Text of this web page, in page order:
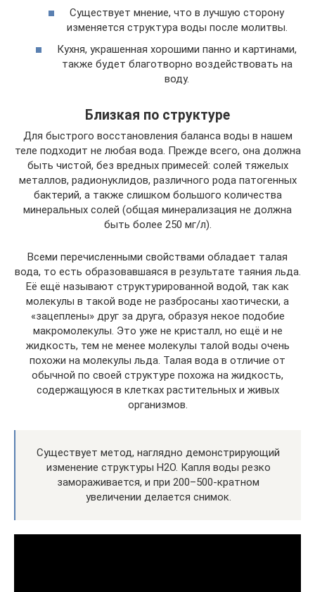
Существует мнение, что в лучшую сторону
изменяется структура воды после молитвы.
Кухня, украшенная хорошими панно и картинами,
также будет благотворно воздействовать на
воду.
Близкая по структуре
Для быстрого восстановления баланса воды в нашем
теле подходит не любая вода. Прежде всего, она должна
быть чистой, без вредных примесей: солей тяжелых
металлов, радионуклидов, различного рода патогенных
бактерий, а также слишком большого количества
минеральных солей (общая минерализация не должна
быть более 250 мг/л).
Всеми перечисленными свойствами обладает талая
вода, то есть образовавшаяся в результате таяния льда.
Её ещё называют структурированной водой, так как
молекулы в такой воде не разбросаны хаотически, а
«зацеплены» друг за друга, образуя некое подобие
макромолекулы. Это уже не кристалл, но ещё и не
жидкость, тем не менее молекулы талой воды очень
похожи на молекулы льда. Талая вода в отличие от
обычной по своей структуре похожа на жидкость,
содержащуюся в клетках растительных и живых
организмов.
Существует метод, наглядно демонстрирующий
изменение структуры Н2О. Капля воды резко
замораживается, и при 200–500-кратном
увеличении делается снимок.